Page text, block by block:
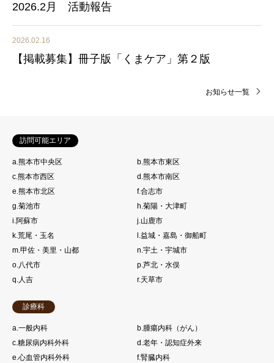
2026.2月 活動報告
2026.02.16
【掲載募集】冊子版「くまケア」第２版
お知らせ一覧
訪問可能エリア
a.熊本市中央区
b.熊本市東区
c.熊本市西区
d.熊本市南区
e.熊本市北区
f.合志市
g.菊池市
h.菊陽・大津町
i.阿蘇市
j.山鹿市
k.荒尾・玉名
l.益城・嘉島・御船町
m.甲佐・美里・山都
n.宇土・宇城市
o.八代市
p.芦北・水俣
q.人吉
r.天草市
診療科
a.一般内科
b.腫瘍内科（がん）
c.糖尿病内科外科
d.老年・認知症外来
e.心血管内科外科
f.腎臓内科